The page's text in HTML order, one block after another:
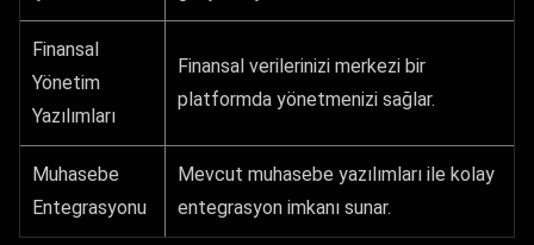
Finansal
Yönetim
Yazılımları
Finansal verilerinizi merkezi bir
platformda yönetmenizi sağlar.
Muhasebe
Entegrasyonu
Mevcut muhasebe yazılımları ile kolay
entegrasyon imkanı sunar.